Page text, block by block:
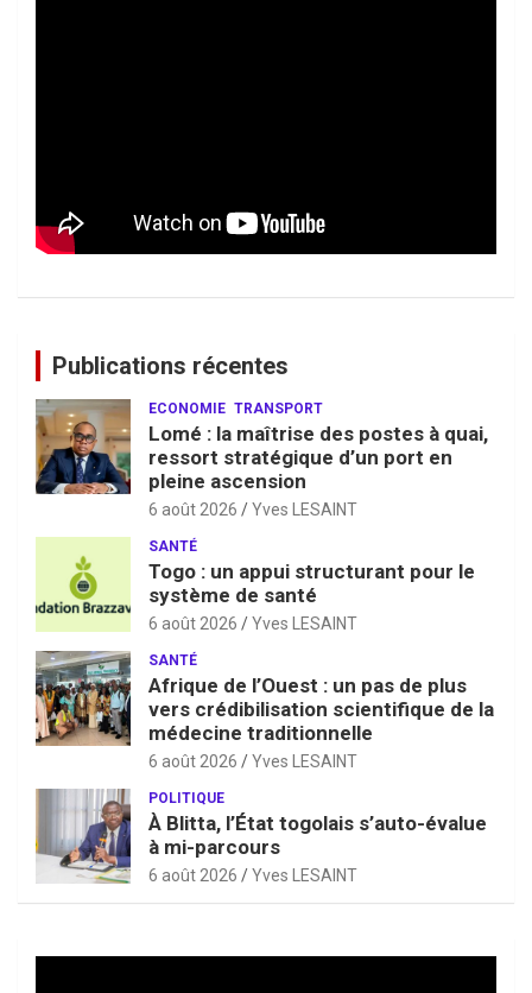
Publications récentes
ECONOMIE TRANSPORT
Lomé : la maîtrise des postes à quai,
ressort stratégique d’un port en
pleine ascension
6 août 2026 Yves LESAINT
SANTÉ
Togo : un appui structurant pour le
système de santé
6 août 2026 Yves LESAINT
SANTÉ
Afrique de l’Ouest : un pas de plus
vers crédibilisation scientifique de la
médecine traditionnelle
6 août 2026 Yves LESAINT
POLITIQUE
À Blitta, l’État togolais s’auto-évalue
à mi-parcours
6 août 2026 Yves LESAINT